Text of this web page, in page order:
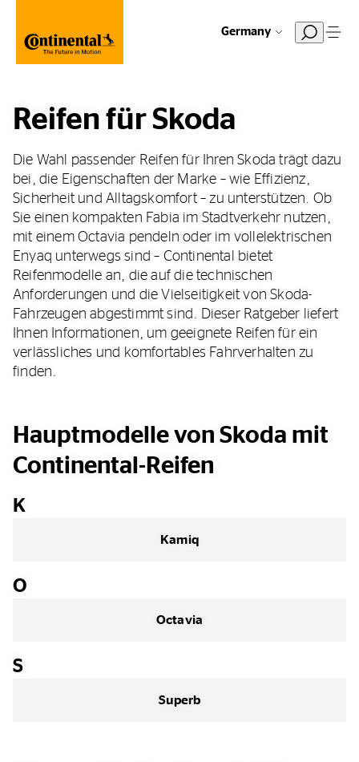
Germany
Reifen für Skoda
Die Wahl passender Reifen für Ihren Skoda trägt dazu
bei, die Eigenschaften der Marke – wie Effizienz,
Sicherheit und Alltagskomfort – zu unterstützen. Ob
Sie einen kompakten Fabia im Stadtverkehr nutzen,
mit einem Octavia pendeln oder im vollelektrischen
Enyaq unterwegs sind – Continental bietet
Reifenmodelle an, die auf die technischen
Anforderungen und die Vielseitigkeit von Skoda-
Fahrzeugen abgestimmt sind. Dieser Ratgeber liefert
Ihnen Informationen, um geeignete Reifen für ein
verlässliches und komfortables Fahrverhalten zu
finden.
Hauptmodelle von Skoda mit
Continental-Reifen
K
Kamiq
O
Octavia
S
Superb